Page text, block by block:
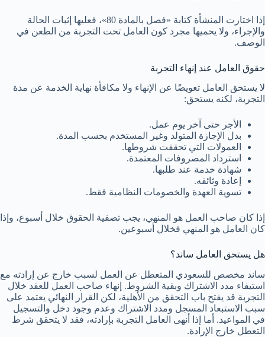
إذا اختارت المنشأة كتابة «فصل بالمادة 80»، فعليها إثبات الحالة
والإجراء، ولا يحميها مجرد كون العامل تحت التجربة من الطعن في
الوصف.
حقوق العامل عند إنهاء التجربة
لا يستحق العامل تعويضًا عن الإنهاء ولا مكافأة نهاية الخدمة عن مدة
التجربة، لكنه يستحق:
الأجر حتى آخر يوم عمل.
بدل الإجازة المتولد وغير المستخدم بحسب المدة.
العمولات التي تحققت شروطها.
استرداد المصروفات المعتمدة.
شهادة خدمة عند طلبها.
إعادة وثائقه.
تسوية العهدة والخصومات النظامية فقط.
إذا كان صاحب العمل هو المنهي، يجب تصفية الحقوق خلال أسبوع، وإذا
كان العامل هو المنهي فخلال أسبوعين.
هل يستحق العامل ساند؟
ساند مخصص للسعودي المتعطل عن العمل لسبب خارج عن إرادته مع
استيفاء مدد الاشتراك وبقية الشروط. إنهاء صاحب العمل للعقد خلال
التجربة قد يفتح باب التحقق من الأهلية، لكن القرار النهائي يعتمد على
سبب الاستبعاد المسجل ومدد الاشتراك وعدم وجود دخل والتسجيل
في المواعيد. أما إذا أنهى العامل التجربة بإرادته، فقد لا يتحقق شرط
التعطل خارج الإرادة.